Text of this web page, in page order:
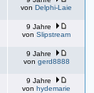
von Delphi-Laie
9 Jahre
von Slipstream
9 Jahre
von gerd8888
9 Jahre
von hydemarie